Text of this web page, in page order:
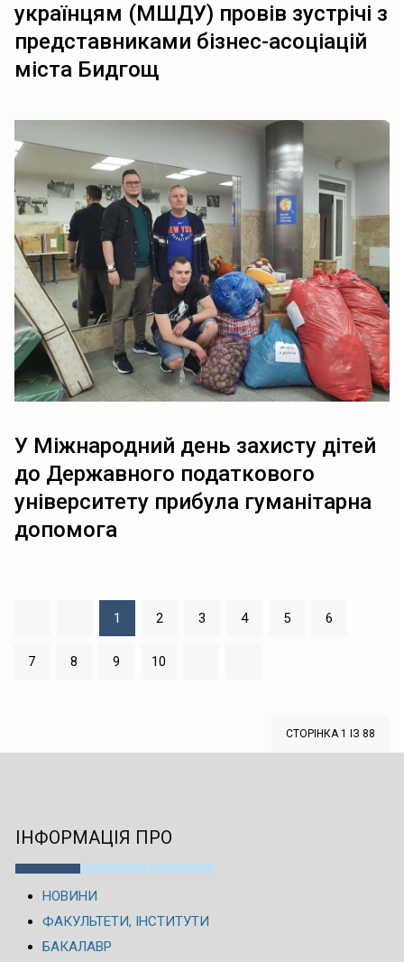
українцям (МШДУ) провів зустрічі з
представниками бізнес-асоціацій
міста Бидгощ
У Міжнародний день захисту дітей
до Державного податкового
університету прибула гуманітарна
допомога
1 2 3 4 5 6
7 8 9 10
СТОРІНКА 1 ІЗ 88
ІНФОРМАЦІЯ ПРО
НОВИНИ
ФАКУЛЬТЕТИ, ІНСТИТУТИ
БАКАЛАВР